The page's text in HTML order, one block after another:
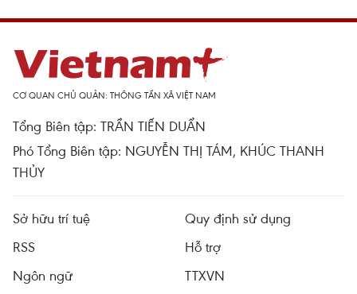
CƠ QUAN CHỦ QUẢN: THÔNG TẤN XÃ VIỆT NAM
Tổng Biên tập: TRẦN TIẾN DUẨN
Phó Tổng Biên tập: NGUYỄN THỊ TÁM, KHÚC THANH
THỦY
Sở hữu trí tuệ
Quy định sử dụng
RSS
Hỗ trợ
Ngôn ngữ
TTXVN